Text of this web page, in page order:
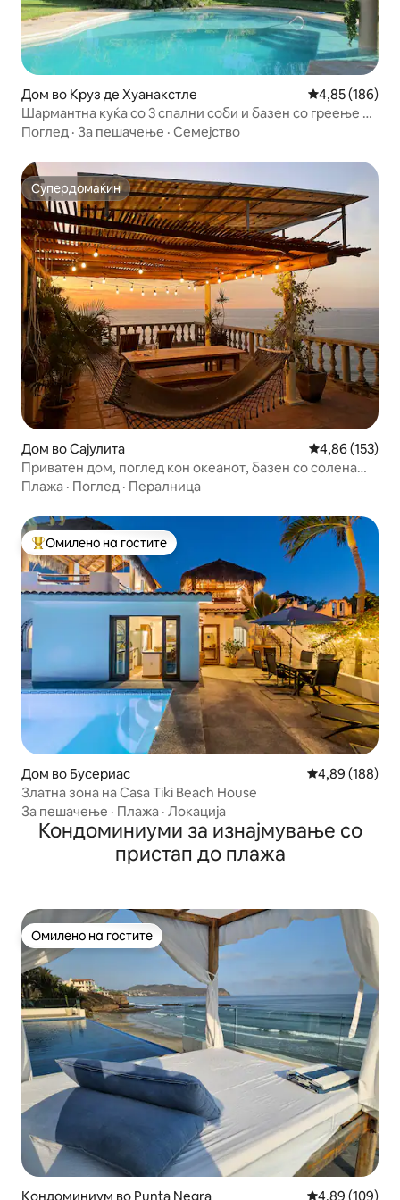
Дом во Круз де Хуанакстле Просечна
4,85 (186)
Шармантна куќа со 3 спални соби и базен со греење и
хидромасажна када
Поглед · За пешачење · Семејство
Супердомаќин
Супердомаќин
Дом во Сајулита Просечна
4,86 (153)
Приватен дом, поглед кон океанот, базен со солена
вода
Плажа · Поглед · Пералница
Меѓу најуспешните „Омилени на гостите“
Омилено на гостите
Дом во Бусериас Просечна
4,89 (188)
Златна зона на Casa Tiki Beach House
За пешачење · Плажа · Локација
Кондоминиуми за изнајмување со
пристап до плажа
Омилено на гостите
Омилено на гостите
Кондоминиум во Punta Negra Просечна
4,89 (109)